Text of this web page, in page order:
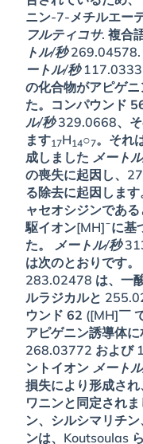
ニン-7-メチルエー
フルティコサ. 複合
トル/秒269.04578.
ートル/秒
の化合物がアピゲ
た。コンパウンド
ル/秒329.0668、そ
ます17H14○7。それ
成しました メート
の喪失に起因し、
る除去に起因しま
ャセオシジンであ
駆イオン[MH]¯に基
た。
メートル/秒
は次のとおりです。
283.02478 は、一
ルラジカルと
ウンド62 ([MH]￣
アピゲニン誘導体に
268.03772 および
ントイオン メート
損失により形成さ
ワニンと同定され
ン、シルシマリチ
ンは、Koutsoulas